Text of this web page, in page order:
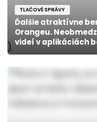
)
TLAČOVÉ SPRÁVY
Ďalšie atraktívne
Orangeu.
videí v aplikáciách